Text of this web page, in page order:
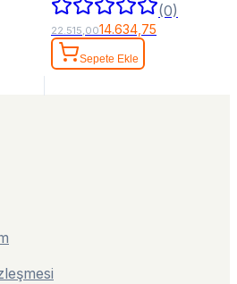
(0)
22.515,0014.634,75
Sepete Ekle